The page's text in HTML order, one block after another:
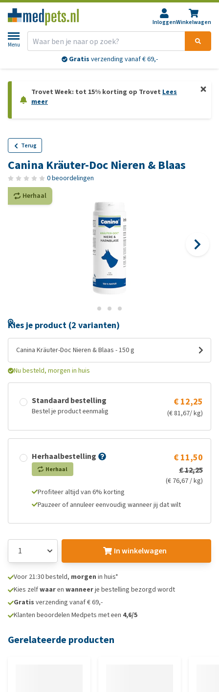
InloggenWinkelwagen
Menu
Gratis verzending vanaf € 69,-
Trovet Week: tot 15% korting op Trovet Lees
meer
Terug
Canina Kräuter-Doc Nieren & Blaas
0 beoordelingen
Herhaal
Kies je product (2 varianten)
Canina Kräuter-Doc Nieren & Blaas - 150 g
Nu besteld, morgen in huis
Standaard bestelling
Bestel je product eenmalig
€ 12,25
(€ 81,67/ kg)
Herhaalbestelling
Herhaal
€ 11,50
€ 12,25
(€ 76,67 / kg)
Profiteer altijd van 6% korting
Pauzeer of annuleer eenvoudig wanneer jij dat wilt
In winkelwagen
Voor 21:30 besteld, morgen in huis*
Kies zelfwaaren wanneerje bestelling bezorgd wordt
Gratis verzending vanaf € 69,-
Klanten beoordelen Medpets met een 4,6/5
Gerelateerde producten